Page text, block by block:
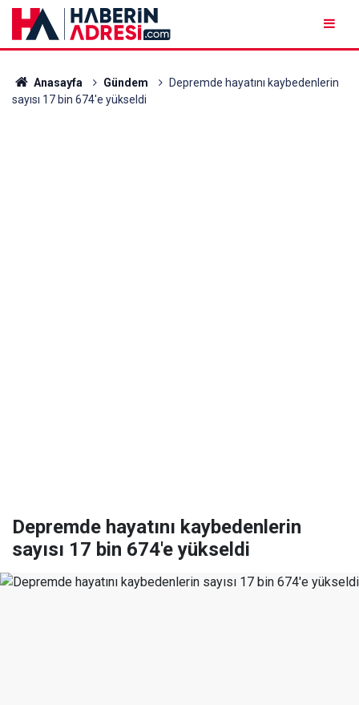
Anasayfa Gündem
Depremde hayatını kaybedenlerin
sayısı 17 bin 674'e yükseldi
Depremde hayatını kaybedenlerin
sayısı 17 bin 674'e yükseldi